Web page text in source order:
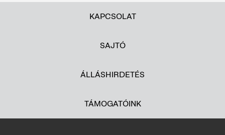
KAPCSOLAT
SAJTÓ
ÁLLÁSHIRDETÉS
TÁMOGATÓINK